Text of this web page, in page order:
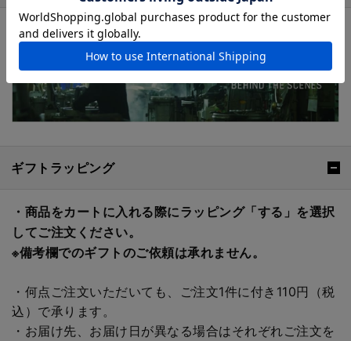
ギフトラッピング
・商品をカートに入れる際にラッピング「する」を選択
してご注文ください。
※備考欄でのギフトのご依頼は承れません。
・何点ご注文いただいても、ご注文1件に付き110円（税
込）で承ります。
・お届け先、お届け日が異なる場合はそれぞれご注文を